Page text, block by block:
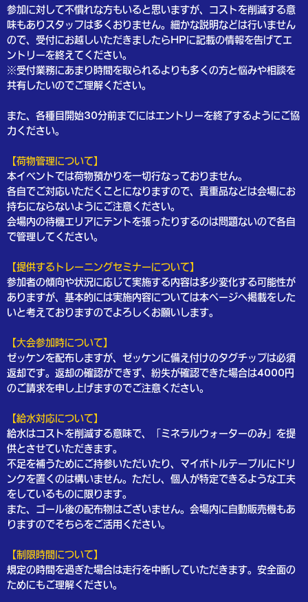
参加に対して不慣れな方もいると思いますが、コストを削減する意
味もありスタッフは多くおりません。細かな説明などは行いません
ので、受付にお越しいただきましたらHPに記載の情報を告げてエ
ントリーを終えてください。
※受付業務にあまり時間を取られるよりも多くの方と悩みや相談を
共有したいのでご理解ください。
また、各種目開始30分前までにはエントリーを終了するようにご協
力ください。
【荷物管理について】
本イベントでは荷物預かりを一切行なっておりません。
各自でご対応いただくことになりますので、貴重品などは会場にお
持ちにならないようにご注意ください。
会場内の待機エリアにテントを張ったりするのは問題ないので各自
で管理してください。
【提供するトレーニングセミナーについて】
参加者の傾向や状況に応じて実施する内容は多少変化する可能性が
ありますが、基本的には実施内容については本ページへ掲載をした
いと考えておりますのでよろしくお願いします。
【大会参加時について】
ゼッケンを配布しますが、ゼッケンに備え付けのタグチップは必須
返却です。返却の確認ができず、紛失が確認できた場合は4000円
のご請求を申し上げますのでご注意ください。
【給水対応について】
給水はコストを削減する意味で、「ミネラルウォーターのみ」を提
供とさせていただきます。
不足を補うためにご持参いただいたり、マイボトルテーブルにドリ
ンクを置くのは構いません。ただし、個人が特定できるような工夫
をしているものに限ります。
また、ゴール後の配布物はございません。会場内に自動販売機もあ
りますのでそちらをご活用ください。
【制限時間について】
規定の時間を過ぎた場合は走行を中断していただきます。安全面の
ためにもご理解ください。